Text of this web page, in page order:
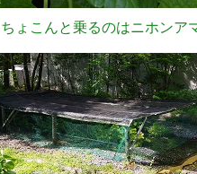
ょこんと乗るのはニホンア